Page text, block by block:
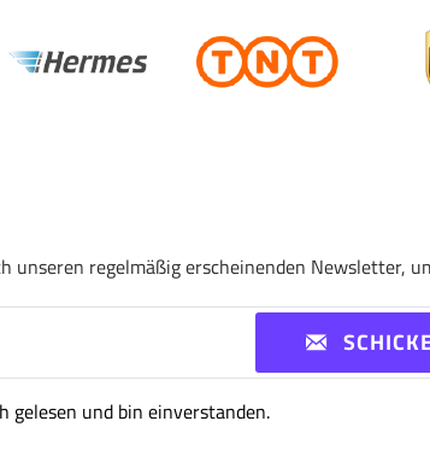
unseren regelmäßig erscheinenden Newsletter,
gelesen und bin einverstanden.